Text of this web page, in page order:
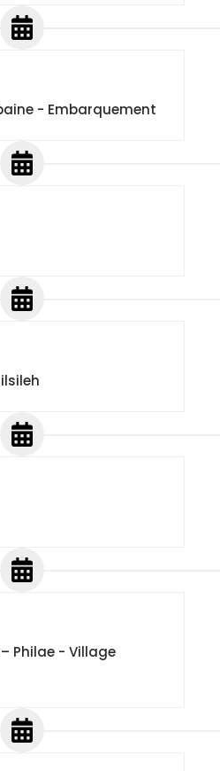
- Embarquement
Philae - Village